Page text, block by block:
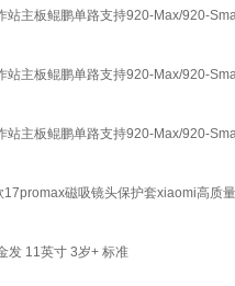
站主板鲲鹏单路支持920-Max/920-
站主板鲲鹏单路支持920-Max/920-
站主板鲲鹏单路支持920-Max/920-
磁吸镜头保护套xiaomi高
发 11英寸 3岁+ 标准